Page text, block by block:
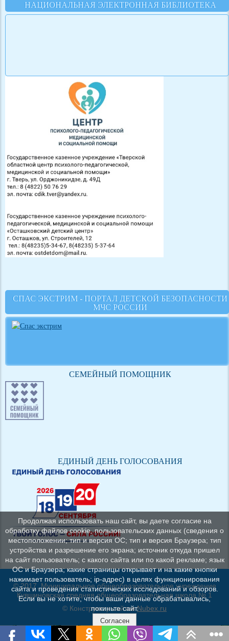
НАЦИОНАЛЬНАЯ ЭЛЕКТРОННАЯ БИБЛИОТЕКА
СПАС ЭКСТРИМ - ПОРТАЛ ДЕТСКОЙ БЕЗОПАСНОСТИ
МЧС РОССИИ
СЕМЕЙНЫЙ ПОМОЩНИК
ЕДИНЫЙ ДЕНЬ ГОЛОСОВАНИЯ
© 2017, Муниципальное общеобразовательное учреждение
Кувшиновская средняя общеобразовательная школа № 1
© Конструктор сайтовNubex.ru
Продолжая использовать наш сайт, вы даете согласие на
обработку файлов cookie, пользовательских данных (сведения о
местоположении; тип и версия ОС; тип и версия Браузера; тип
устройства и разрешение его экрана; источник откуда пришел
на сайт пользователь; с какого сайта или по какой рекламе; язык
ОС и Браузера; какие страницы открывает и на какие кнопки
нажимает пользователь; ip-адрес) в целях функционирования
сайта и проведения статистических исследований и обзоров.
Если вы не хотите, чтобы ваши данные обрабатывались,
покиньте сайт.
Согласен